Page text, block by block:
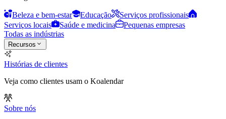
Beleza e bem-estar Educação
Serviços profissionais
Serviços locais
Saúde e medicina
Pequenas empresas
Todas as indústrias
Recursos
Histórias de clientes
Veja como clientes usam o Koalendar
Sobre nós